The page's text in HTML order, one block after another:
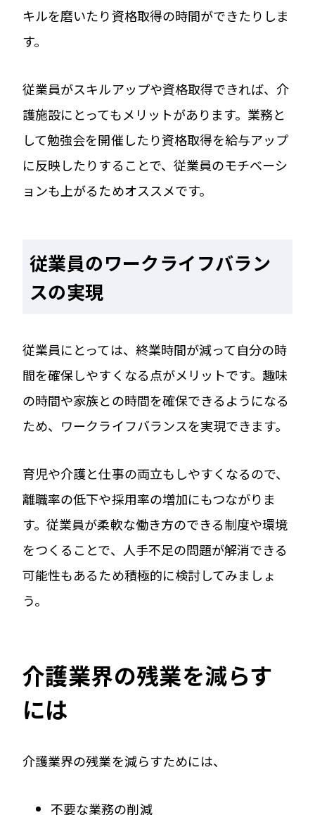
キルを磨いたり資格取得の時間ができたりしま
す。
従業員がスキルアップや資格取得できれば、介
護施設にとってもメリットがあります。業務と
して勉強会を開催したり資格取得を給与アップ
に反映したりすることで、従業員のモチベーシ
ョンも上がるためオススメです。
従業員のワークライフバラン
スの実現
従業員にとっては、終業時間が減って自分の時
間を確保しやすくなる点がメリットです。趣味
の時間や家族との時間を確保できるようになる
ため、ワークライフバランスを実現できます。
育児や介護と仕事の両立もしやすくなるので、
離職率の低下や採用率の増加にもつながりま
す。従業員が柔軟な働き方のできる制度や環境
をつくることで、人手不足の問題が解消できる
可能性もあるため積極的に検討してみましょ
う。
介護業界の残業を減らす
には
介護業界の残業を減らすためには、
不要な業務の削減